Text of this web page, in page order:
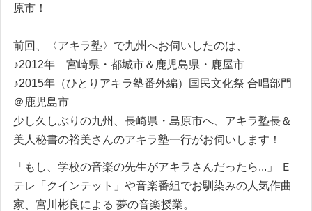
原市！
前回、〈アキラ塾〉で九州へお伺いしたのは、
♪2012年 宮崎県・都城市＆鹿児島県・鹿屋市
♪2015年（ひとりアキラ塾番外編）国民文化祭 合唱部門
＠鹿児島市
少し久しぶりの九州、長崎県・島原市へ、アキラ塾長＆
美人秘書の裕美さんのアキラ塾一行がお伺いします！
「もし、学校の音楽の先生がアキラさんだったら...」 Ｅ
テレ「クインテット」や音楽番組でお馴染みの人気作曲
家、宮川彬良による 夢の音楽授業。